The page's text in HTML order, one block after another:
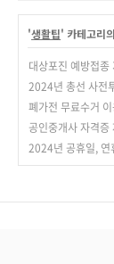
'생활팁' 카테고리
대상포진 예방접
2024년 총선 사전
폐가전 무료수거
공인중개사 자격
2024년 공휴일, 연